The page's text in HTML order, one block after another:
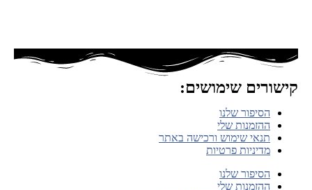
קישורים שימושים:
הסיפור שלנו
ההזמנות שלי
תנאי שימוש ורכישה באתר
מדיניות פרטיות
הסיפור שלנו
ההזמנות שלי